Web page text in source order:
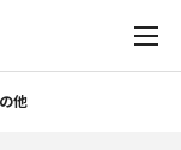
他